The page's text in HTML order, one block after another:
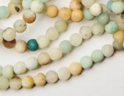
mleczne przerosty